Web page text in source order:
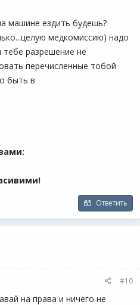
машине ездить будешь?
медкомиссию) надо
разрешение не
перечисленные тобой
быть в
Ответить
#10
на права и ничего не